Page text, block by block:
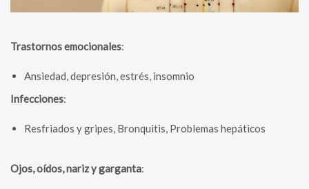
Trastornos emocionales:
Ansiedad, depresión, estrés, insomnio
Infecciones:
Resfriados y gripes, Bronquitis, Problemas hepáticos
Ojos, oídos, nariz y garganta: